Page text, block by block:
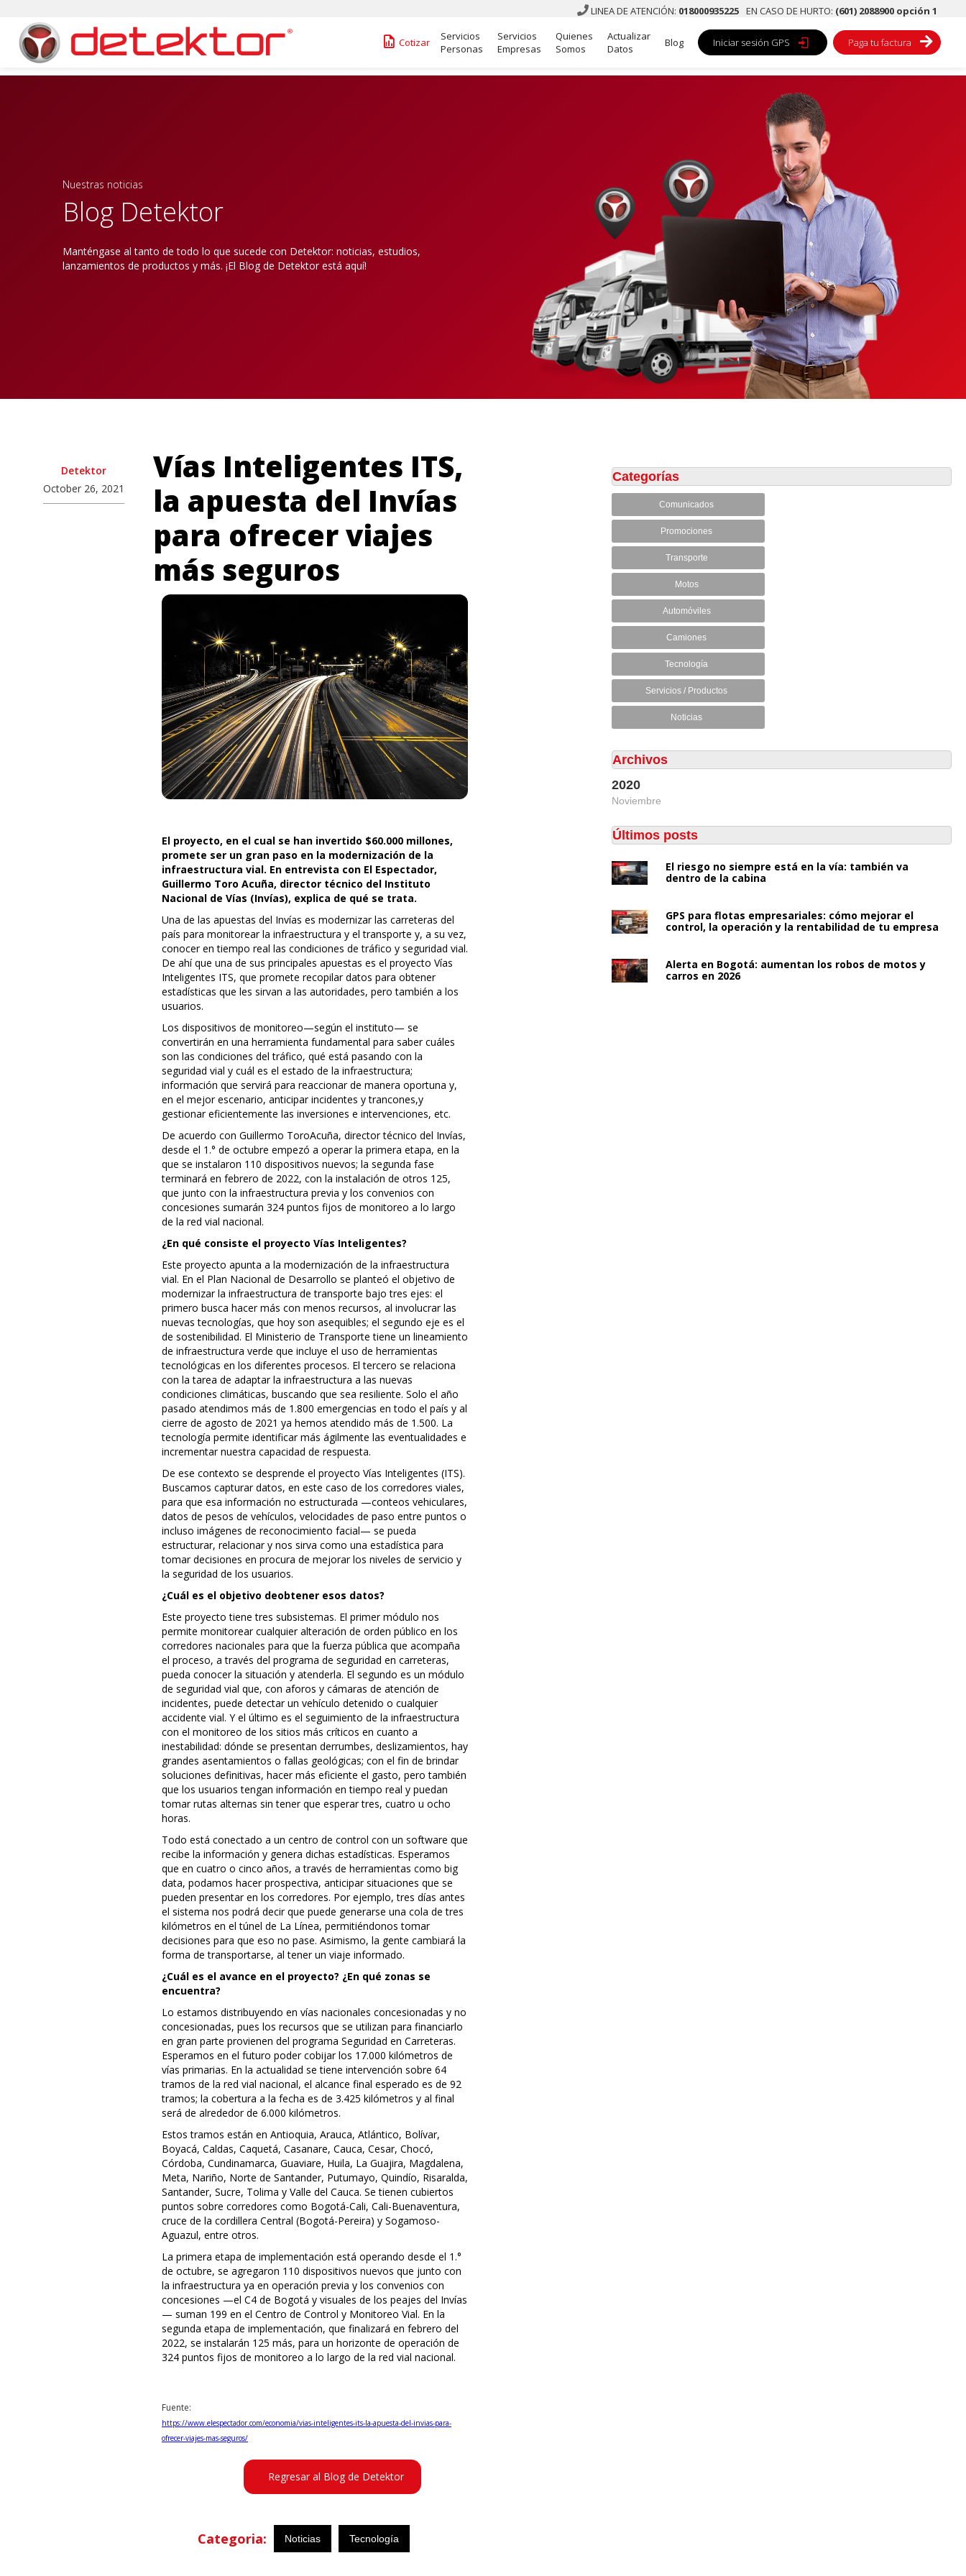
LINEA DE ATENCIÓN: 018000935225 EN CASO DE HURTO: (601) 2088900 opción 1
󰁋 Cotizar
Servicios
Personas
Servicios
Empresas
Quienes
Somos
Actualizar
Datos
Blog Iniciar sesión GPS  Paga tu factura 
Nuestras noticias
Blog Detektor
Manténgase al tanto de todo lo que sucede con Detektor: noticias, estudios,
lanzamientos de productos y más. ¡El Blog de Detektor está aquí!
Detektor
October 26, 2021
Vías Inteligentes ITS,
la apuesta del Invías
para ofrecer viajes
más seguros
El proyecto, en el cual se han invertido $60.000 millones,
promete ser un gran paso en la modernización de la
infraestructura vial. En entrevista con El Espectador,
Guillermo Toro Acuña, director técnico del Instituto
Nacional de Vías (Invías), explica de qué se trata.
Una de las apuestas del Invías es modernizar las carreteras del
país para monitorear la infraestructura y el transporte y, a su vez,
conocer en tiempo real las condiciones de tráfico y seguridad vial.
De ahí que una de sus principales apuestas es el proyecto Vías
Inteligentes ITS, que promete recopilar datos para obtener
estadísticas que les sirvan a las autoridades, pero también a los
usuarios.
Los dispositivos de monitoreo—según el instituto— se
convertirán en una herramienta fundamental para saber cuáles
son las condiciones del tráfico, qué está pasando con la
seguridad vial y cuál es el estado de la infraestructura;
información que servirá para reaccionar de manera oportuna y,
en el mejor escenario, anticipar incidentes y trancones,y
gestionar eficientemente las inversiones e intervenciones, etc.
De acuerdo con Guillermo ToroAcuña, director técnico del Invías,
desde el 1.° de octubre empezó a operar la primera etapa, en la
que se instalaron 110 dispositivos nuevos; la segunda fase
terminará en febrero de 2022, con la instalación de otros 125,
que junto con la infraestructura previa y los convenios con
concesiones sumarán 324 puntos fijos de monitoreo a lo largo
de la red vial nacional.
¿En qué consiste el proyecto Vías Inteligentes?
Este proyecto apunta a la modernización de la infraestructura
vial. En el Plan Nacional de Desarrollo se planteó el objetivo de
modernizar la infraestructura de transporte bajo tres ejes: el
primero busca hacer más con menos recursos, al involucrar las
nuevas tecnologías, que hoy son asequibles; el segundo eje es el
de sostenibilidad. El Ministerio de Transporte tiene un lineamiento
de infraestructura verde que incluye el uso de herramientas
tecnológicas en los diferentes procesos. El tercero se relaciona
con la tarea de adaptar la infraestructura a las nuevas
condiciones climáticas, buscando que sea resiliente. Solo el año
pasado atendimos más de 1.800 emergencias en todo el país y al
cierre de agosto de 2021 ya hemos atendido más de 1.500. La
tecnología permite identificar más ágilmente las eventualidades e
incrementar nuestra capacidad de respuesta.
De ese contexto se desprende el proyecto Vías Inteligentes (ITS).
Buscamos capturar datos, en este caso de los corredores viales,
para que esa información no estructurada —conteos vehiculares,
datos de pesos de vehículos, velocidades de paso entre puntos o
incluso imágenes de reconocimiento facial— se pueda
estructurar, relacionar y nos sirva como una estadística para
tomar decisiones en procura de mejorar los niveles de servicio y
la seguridad de los usuarios.
¿Cuál es el objetivo deobtener esos datos?
Este proyecto tiene tres subsistemas. El primer módulo nos
permite monitorear cualquier alteración de orden público en los
corredores nacionales para que la fuerza pública que acompaña
el proceso, a través del programa de seguridad en carreteras,
pueda conocer la situación y atenderla. El segundo es un módulo
de seguridad vial que, con aforos y cámaras de atención de
incidentes, puede detectar un vehículo detenido o cualquier
accidente vial. Y el último es el seguimiento de la infraestructura
con el monitoreo de los sitios más críticos en cuanto a
inestabilidad: dónde se presentan derrumbes, deslizamientos, hay
grandes asentamientos o fallas geológicas; con el fin de brindar
soluciones definitivas, hacer más eficiente el gasto, pero también
que los usuarios tengan información en tiempo real y puedan
tomar rutas alternas sin tener que esperar tres, cuatro u ocho
horas.
Todo está conectado a un centro de control con un software que
recibe la información y genera dichas estadísticas. Esperamos
que en cuatro o cinco años, a través de herramientas como big
data, podamos hacer prospectiva, anticipar situaciones que se
pueden presentar en los corredores. Por ejemplo, tres días antes
el sistema nos podrá decir que puede generarse una cola de tres
kilómetros en el túnel de La Línea, permitiéndonos tomar
decisiones para que eso no pase. Asimismo, la gente cambiará la
forma de transportarse, al tener un viaje informado.
¿Cuál es el avance en el proyecto? ¿En qué zonas se
encuentra?
Lo estamos distribuyendo en vías nacionales concesionadas y no
concesionadas, pues los recursos que se utilizan para financiarlo
en gran parte provienen del programa Seguridad en Carreteras.
Esperamos en el futuro poder cobijar los 17.000 kilómetros de
vías primarias. En la actualidad se tiene intervención sobre 64
tramos de la red vial nacional, el alcance final esperado es de 92
tramos; la cobertura a la fecha es de 3.425 kilómetros y al final
será de alrededor de 6.000 kilómetros.
Estos tramos están en Antioquia, Arauca, Atlántico, Bolívar,
Boyacá, Caldas, Caquetá, Casanare, Cauca, Cesar, Chocó,
Córdoba, Cundinamarca, Guaviare, Huila, La Guajira, Magdalena,
Meta, Nariño, Norte de Santander, Putumayo, Quindío, Risaralda,
Santander, Sucre, Tolima y Valle del Cauca. Se tienen cubiertos
puntos sobre corredores como Bogotá-Cali, Cali-Buenaventura,
cruce de la cordillera Central (Bogotá-Pereira) y Sogamoso-
Aguazul, entre otros.
La primera etapa de implementación está operando desde el 1.°
de octubre, se agregaron 110 dispositivos nuevos que junto con
la infraestructura ya en operación previa y los convenios con
concesiones —el C4 de Bogotá y visuales de los peajes del Invías
— suman 199 en el Centro de Control y Monitoreo Vial. En la
segunda etapa de implementación, que finalizará en febrero del
2022, se instalarán 125 más, para un horizonte de operación de
324 puntos fijos de monitoreo a lo largo de la red vial nacional.
Fuente:
https://www.elespectador.com/economia/vias-inteligentes-its-la-apuesta-del-invias-para-
ofrecer-viajes-mas-seguros/
Regresar al Blog de Detektor
Categoria: Noticias Tecnología
Categorías
Comunicados
Promociones
Transporte
Motos
Automóviles
Camiones
Tecnología
Servicios / Productos
Noticias
Archivos
2020
Noviembre
Últimos posts
El riesgo no siempre está en la vía: también va
dentro de la cabina
GPS para flotas empresariales: cómo mejorar el
control, la operación y la rentabilidad de tu empresa
Alerta en Bogotá: aumentan los robos de motos y
carros en 2026